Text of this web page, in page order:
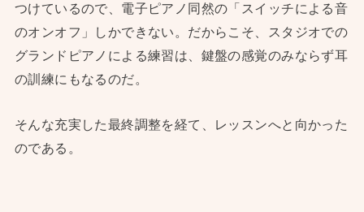
つけているので、電子ピアノ同然の「スイッチによる音
のオンオフ」しかできない。だからこそ、スタジオでの
グランドピアノによる練習は、鍵盤の感覚のみならず耳
の訓練にもなるのだ。
そんな充実した最終調整を経て、レッスンへと向かった
のである。